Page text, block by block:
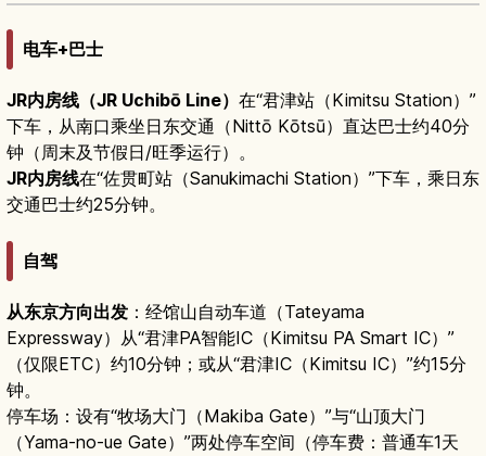
电车+巴士
JR内房线（JR Uchibō Line） 在“君津站（Kimitsu Station）”
下车，从南口乘坐日东交通（Nittō Kōtsū）直达巴士约40分
钟（周末及节假日/旺季运行）。
JR内房线在“佐贯町站（Sanukimachi Station）”下车，乘日东
交通巴士约25分钟。
自驾
从东京方向出发 ：经馆山自动车道（Tateyama
Expressway）从“君津PA智能IC（Kimitsu PA Smart IC）”
（仅限ETC）约10分钟；或从“君津IC（Kimitsu IC）”约15分
钟。
停车场：设有“牧场大门（Makiba Gate）”与“山顶大门
（Yama-no-ue Gate）”两处停车空间（停车费：普通车1天